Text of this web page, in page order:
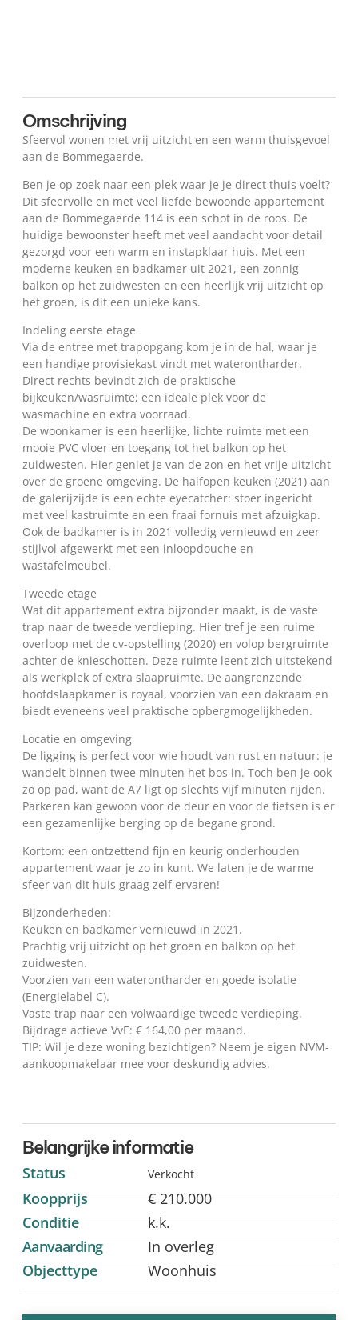
Omschrijving
Sfeervol wonen met vrij uitzicht en een warm thuisgevoel
aan de Bommegaerde.
Ben je op zoek naar een plek waar je je direct thuis voelt?
Dit sfeervolle en met veel liefde bewoonde appartement
aan de Bommegaerde 114 is een schot in de roos. De
huidige bewoonster heeft met veel aandacht voor detail
gezorgd voor een warm en instapklaar huis. Met een
moderne keuken en badkamer uit 2021, een zonnig
balkon op het zuidwesten en een heerlijk vrij uitzicht op
het groen, is dit een unieke kans.
Indeling eerste etage
Via de entree met trapopgang kom je in de hal, waar je
een handige provisiekast vindt met waterontharder.
Direct rechts bevindt zich de praktische
bijkeuken/wasruimte; een ideale plek voor de
wasmachine en extra voorraad.
De woonkamer is een heerlijke, lichte ruimte met een
mooie PVC vloer en toegang tot het balkon op het
zuidwesten. Hier geniet je van de zon en het vrije uitzicht
over de groene omgeving. De halfopen keuken (2021) aan
de galerijzijde is een echte eyecatcher: stoer ingericht
met veel kastruimte en een fraai fornuis met afzuigkap.
Ook de badkamer is in 2021 volledig vernieuwd en zeer
stijlvol afgewerkt met een inloopdouche en
wastafelmeubel.
Tweede etage
Wat dit appartement extra bijzonder maakt, is de vaste
trap naar de tweede verdieping. Hier tref je een ruime
overloop met de cv-opstelling (2020) en volop bergruimte
achter de knieschotten. Deze ruimte leent zich uitstekend
als werkplek of extra slaapruimte. De aangrenzende
hoofdslaapkamer is royaal, voorzien van een dakraam en
biedt eveneens veel praktische opbergmogelijkheden.
Locatie en omgeving
De ligging is perfect voor wie houdt van rust en natuur: je
wandelt binnen twee minuten het bos in. Toch ben je ook
zo op pad, want de A7 ligt op slechts vijf minuten rijden.
Parkeren kan gewoon voor de deur en voor de fietsen is er
een gezamenlijke berging op de begane grond.
Kortom: een ontzettend fijn en keurig onderhouden
appartement waar je zo in kunt. We laten je de warme
sfeer van dit huis graag zelf ervaren!
Bijzonderheden:
Keuken en badkamer vernieuwd in 2021.
Prachtig vrij uitzicht op het groen en balkon op het
zuidwesten.
Voorzien van een waterontharder en goede isolatie
(Energielabel C).
Vaste trap naar een volwaardige tweede verdieping.
Bijdrage actieve VvE: € 164,00 per maand.
TIP: Wil je deze woning bezichtigen? Neem je eigen NVM-
aankoopmakelaar mee voor deskundig advies.
Belangrijke informatie
Status Verkocht
Koopprijs
€ 210.000
Conditie
k.k.
Aanvaarding
In overleg
Objecttype
Woonhuis